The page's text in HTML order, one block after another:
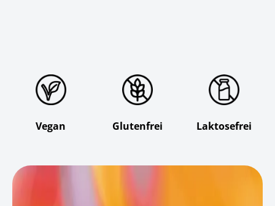
Vegan Glutenfrei Laktosefrei